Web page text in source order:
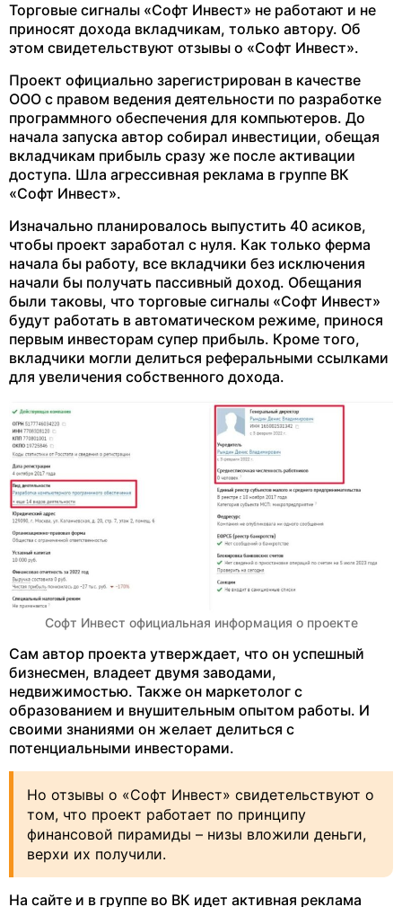
Торговые сигналы «Софт Инвест» не работают и не
приносят дохода вкладчикам, только автору. Об
этом свидетельствуют отзывы о «Софт Инвест».
Проект официально зарегистрирован в качестве
ООО с правом ведения деятельности по разработке
программного обеспечения для компьютеров. До
начала запуска автор собирал инвестиции, обещая
вкладчикам прибыль сразу же после активации
доступа. Шла агрессивная реклама в группе ВК
«Софт Инвест».
Изначально планировалось выпустить 40 асиков,
чтобы проект заработал с нуля. Как только ферма
начала бы работу, все вкладчики без исключения
начали бы получать пассивный доход. Обещания
были таковы, что торговые сигналы «Софт Инвест»
будут работать в автоматическом режиме, принося
первым инвесторам супер прибыль. Кроме того,
вкладчики могли делиться реферальными ссылками
для увеличения собственного дохода.
Софт Инвест официальная информация о проекте
Сам автор проекта утверждает, что он успешный
бизнесмен, владеет двумя заводами,
недвижимостью. Также он маркетолог с
образованием и внушительным опытом работы. И
своими знаниями он желает делиться с
потенциальными инвесторами.
Но отзывы о «Софт Инвест» свидетельствуют о
том, что проект работает по принципу
финансовой пирамиды – низы вложили деньги,
верхи их получили.
На сайте и в группе во ВК идет активная реклама